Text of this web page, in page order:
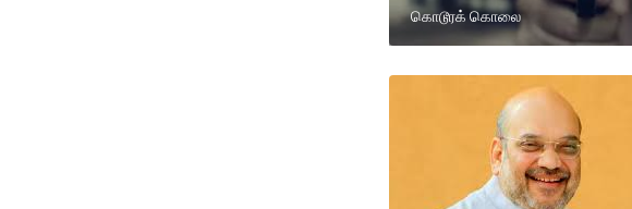
கொடூரக் கொலை